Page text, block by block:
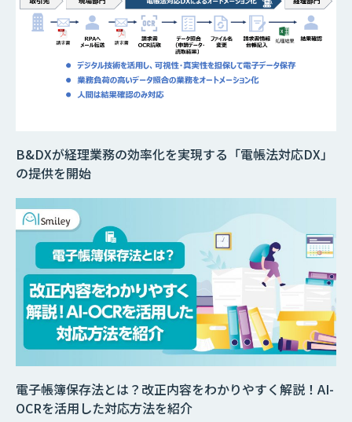
B&DXが経理業務の効率化を実現する「電帳法対応DX」
の提供を開始
電子帳簿保存法とは？改正内容をわかりやすく解説！AI-
OCRを活用した対応方法を紹介